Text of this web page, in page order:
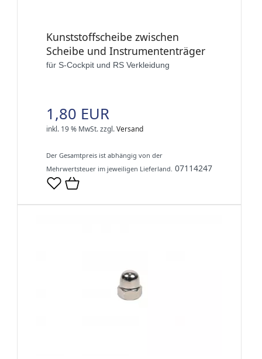
Kunststoffscheibe zwischen
Scheibe und Instrumententräger
für S-Cockpit und RS Verkleidung
1,80 EUR
inkl. 19 % MwSt.zzgl.Versand
Der Gesamtpreis ist abhängig von der
Mehrwertsteuer im jeweiligen Lieferland. 07114247